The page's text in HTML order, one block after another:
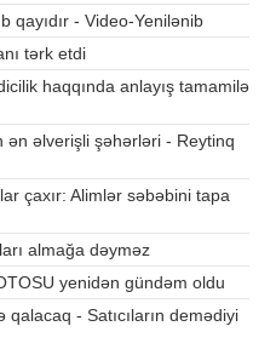
qayıdır - Video-Yenilənib
tərk etdi
haqqında anlayış tamamilə
ən əlverişli şəhərləri - Reytinq
çaxır: Alimlər səbəbini tapa
almağa dəyməz
yenidən gündəm oldu
- Satıcıların demədiyi